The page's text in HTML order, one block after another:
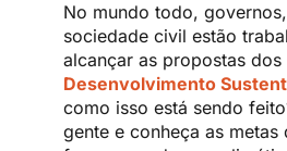
No mundo todo,
sociedade civil estão
alcançar as propostas dos
Desenvolvimento
como isso está sendo
gente e conheça as metas